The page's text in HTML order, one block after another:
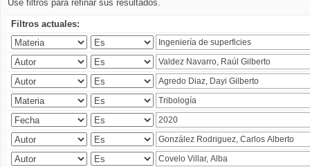
Use filtros para refinar sus resultados.
Filtros actuales: